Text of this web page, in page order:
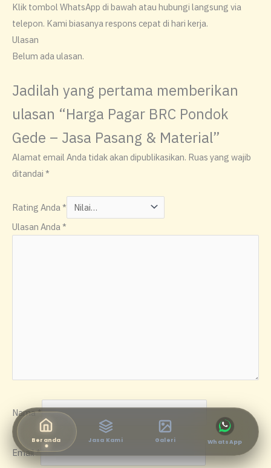
Klik tombol WhatsApp di bawah atau hubungi langsung via
telepon. Kami biasanya respons cepat di hari kerja.
Ulasan
Belum ada ulasan.
Jadilah yang pertama memberikan
ulasan “Harga Pagar BRC Pondok
Gede – Jasa Pasang & Material”
Alamat email Anda tidak akan dipublikasikan. Ruas yang wajib
ditandai *
Rating Anda *
Ulasan Anda*
Nama*
Email*
Beranda Jasa Kami Galeri WhatsApp